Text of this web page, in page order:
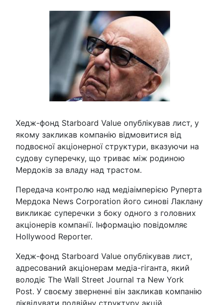
Хедж-фонд Starboard Value опублікував лист, у
якому закликав компанію відмовитися від
подвоєної акціонерної структури, вказуючи на
судову суперечку, що триває між родиною
Мердоків за владу над трастом.
Передача контролю над медіаімперією Руперта
Мердока News Corporation його синові Лаклану
викликає суперечки з боку одного з головних
акціонерів компанії. Інформацію повідомляє
Hollywood Reporter.
Хедж-фонд Starboard Value опублікував лист,
адресований акціонерам медіа-гіганта, який
володіє The Wall Street Journal та New York
Post. У своєму зверненні він закликав компанію
ліквідувати подвійну структуру акцій,